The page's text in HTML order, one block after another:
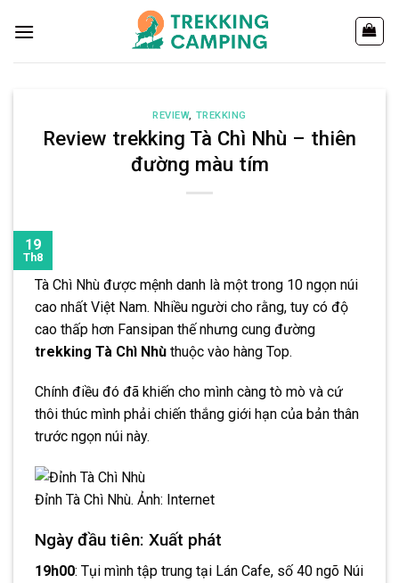
đến
REVIEW, TREKKING
Review trekking Tà Chì Nhù – thiên
đường màu tím
19
Th8
Tà Chì Nhù được mệnh danh là một trong 10 ngọn núi
cao nhất Việt Nam. Nhiều người cho rằng, tuy có độ
cao thấp hơn Fansipan thế nhưng cung đường
trekking Tà Chì Nhù thuộc vào hàng Top.
Chính điều đó đã khiến cho mình càng tò mò và cứ
thôi thúc mình phải chiến thắng giới hạn của bản thân
trước ngọn núi này.
Đỉnh Tà Chì Nhù. Ảnh: Internet
Ngày đầu tiên: Xuất phát
19h00: Tụi mình tập trung tại Lán Cafe, số 40 ngõ Núi